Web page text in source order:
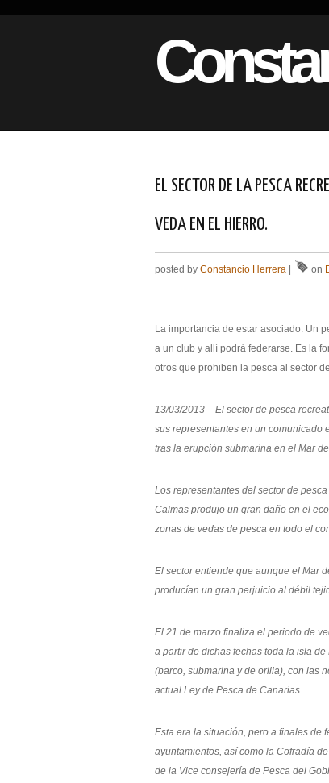
EL SECTOR DE LA PESCA
VEDA EN EL HIERRO.
posted by Constancio Herrera on
La importancia de estar asociado. Un
a un club y allí podrá federarse. Es la
otros que prohiben la pesca al sector
13/03/2013 – El sector de pesca
sus representantes en un comunicado
tras la erupción submarina en el Mar
Los representantes del sector de
Calmas produjo un gran daño en el
zonas de vedas de pesca en todo el
El sector entiende que aunque el Mar
producían un gran perjuicio al débil
El 21 de marzo finaliza el periodo de
a partir de dichas fechas toda la isla
(barco, submarina y de orilla), con las
actual Ley de Pesca de Canarias.
Esta era la situación, pero a finales de
ayuntamientos, así como la Cofradía
de la Vice consejería de Pesca del